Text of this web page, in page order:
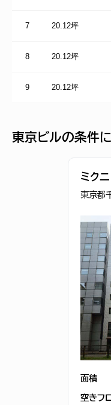
7 20.12坪
8 20.12坪
9 20.12坪
東京ビルの条件
ミク
東京都
面積
空きフ